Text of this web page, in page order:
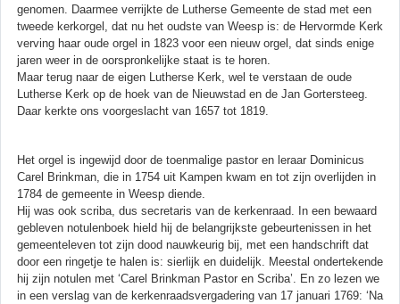
genomen. Daarmee verrijkte de Lutherse Gemeente de stad met een
tweede kerkorgel, dat nu het oudste van Weesp is: de Hervormde Kerk
verving haar oude orgel in 1823 voor een nieuw orgel, dat sinds enige
jaren weer in de oorspronkelijke staat is te horen.
Maar terug naar de eigen Lutherse Kerk, wel te verstaan de oude
Lutherse Kerk op de hoek van de Nieuwstad en de Jan Gortersteeg.
Daar kerkte ons voorgeslacht van 1657 tot 1819.
Het orgel is ingewijd door de toenmalige pastor en leraar Dominicus
Carel Brinkman, die in 1754 uit Kampen kwam en tot zijn overlijden in
1784 de gemeente in Weesp diende.
Hij was ook scriba, dus secretaris van de kerkenraad. In een bewaard
gebleven notulenboek hield hij de belangrijkste gebeurtenissen in het
gemeenteleven tot zijn dood nauwkeurig bij, met een handschrift dat
door een ringetje te halen is: sierlijk en duidelijk. Meestal ondertekende
hij zijn notulen met ‘Carel Brinkman Pastor en Scriba’. En zo lezen we
in een verslag van de kerkenraadsvergadering van 17 januari 1769: ‘Na